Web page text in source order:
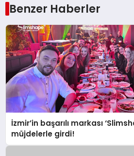
Benzer Haberler
İzmir’in başarılı markası
müjdelerle girdi!